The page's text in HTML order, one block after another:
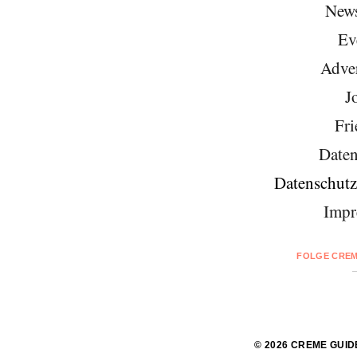
FOLGE
© 2026 CREME